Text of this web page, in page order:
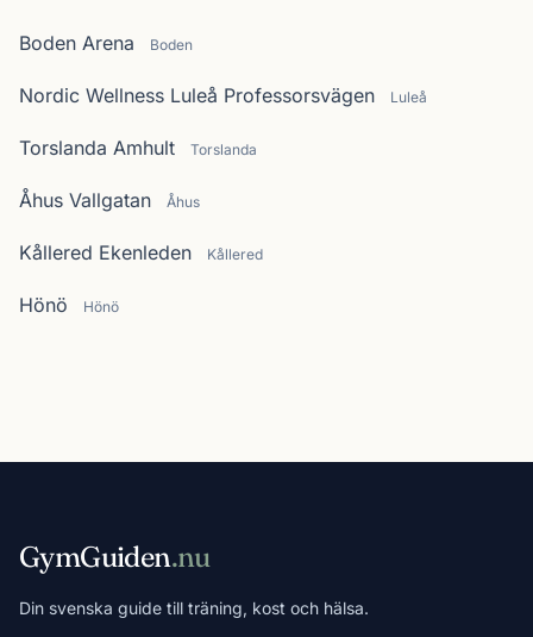
Boden Arena Boden
Nordic Wellness Luleå Professorsvägen Luleå
Torslanda Amhult Torslanda
Åhus Vallgatan Åhus
Kållered Ekenleden Kållered
Hönö Hönö
GymGuiden.nu
Din svenska guide till träning, kost och hälsa.